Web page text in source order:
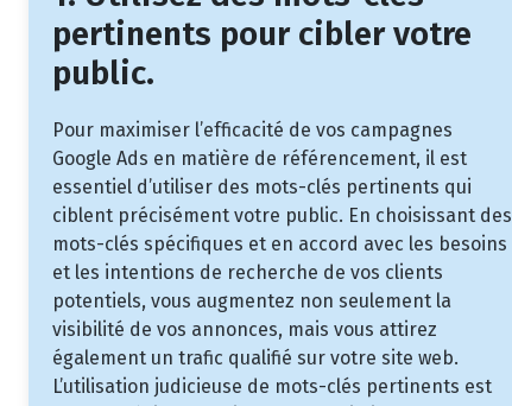
pertinents pour cibler votre
public.
Pour maximiser l’efficacité de vos campagnes
Google Ads en matière de référencement, il est
essentiel d’utiliser des mots-clés pertinents qui
ciblent précisément votre public. En choisissant des
mots-clés spécifiques et en accord avec les besoins
et les intentions de recherche de vos clients
potentiels, vous augmentez non seulement la
visibilité de vos annonces, mais vous attirez
également un trafic qualifié sur votre site web.
L’utilisation judicieuse de mots-clés pertinents est